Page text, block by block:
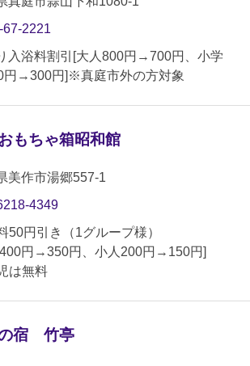
67-2221
入浴料割引[大人800円→700円、小学
円→300円]※真庭市外の方対象
もちゃ箱昭和館
美作市湯郷557-1
4349
50円引き（1グループ様）
円→350円、小人200円→150円]
は無料
宿 竹亭